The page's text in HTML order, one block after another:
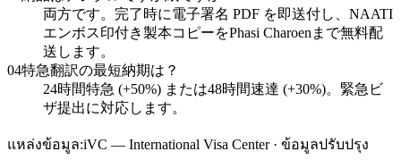
両方です。完了時に電子署名 PDF を即送付し、NAATI
エンボス印付き製本コピーをPhasi Charoenまで無料配
送します。
04特急翻訳の最短納期は？
24時間特急 (+50%) または48時間速達 (+30%)。緊急ビ
ザ提出に対応します。
แหล่งข้อมูล:iVC — International Visa Center · ข้อมูลปรับปรุง